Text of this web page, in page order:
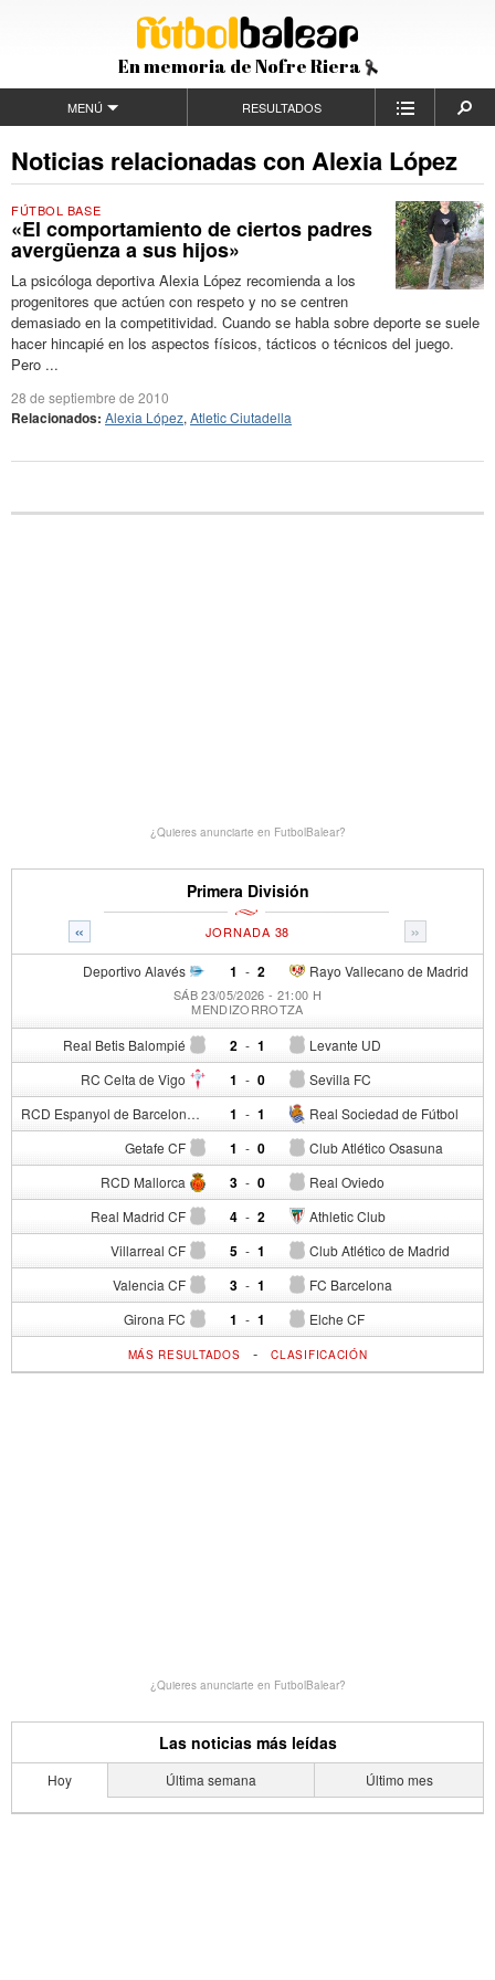
En memoria de Nofre Riera
MENÚ RESULTADOS
Noticias relacionadas con Alexia López
FÚTBOL BASE
«El comportamiento de ciertos padres
avergüenza a sus hijos»
La psicóloga deportiva Alexia López recomienda a los
progenitores que actúen con respeto y no se centren
demasiado en la competitividad. Cuando se habla sobre deporte se suele
hacer hincapié en los aspectos físicos, tácticos o técnicos del juego.
Pero ...
28 de septiembre de 2010
Relacionados: Alexia López, Atletic Ciutadella
¿Quieres anunciarte en FutbolBalear?
Primera División
« »
JORNADA 38
Deportivo Alavés 1 - Rayo Vallecano de Madrid
2
SÁB 23/05/2026 - 21:00 H
MENDIZORROTZA
Real Betis Balompié 2 - Levante UD
1
RC Celta de Vigo 1 - Sevilla FC
0
RCD Espanyol de Barcelona 1 - Real Sociedad de Fútbol
1
Getafe CF 1 - Club Atlético Osasuna
0
RCD Mallorca 3 - Real Oviedo
0
Real Madrid CF 4 - Athletic Club
2
Villarreal CF 5 - Club Atlético de Madrid
1
Valencia CF 3 - FC Barcelona
1
Girona FC 1 - Elche CF
1
MÁS RESULTADOS -CLASIFICACIÓN
¿Quieres anunciarte en FutbolBalear?
Las noticias más leídas
Hoy Última semana Último mes